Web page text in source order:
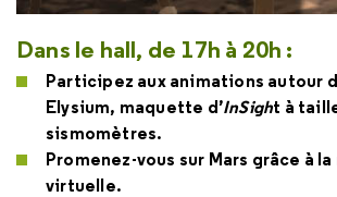
Dans le hall, de 17h à 20h :
Participez aux animations autour
Elysium, maquette d’InSight à
sismomètres.
Promenez-vous sur Mars grâce à
virtuelle.